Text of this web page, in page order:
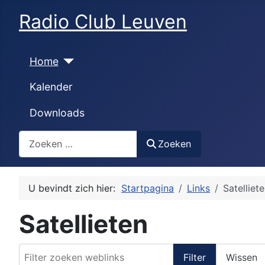
Radio Club Leuven
Home
Kalender
Downloads
Zoeken
Zoeken
U bevindt zich hier: Startpagina Links
Satellieten
Filter Wissen